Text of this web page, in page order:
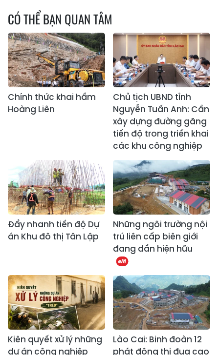
CÓ THỂ BẠN QUAN TÂM
Chính thức khai hầm
Hoàng Liên
Chủ tịch UBND tỉnh
Nguyễn Tuấn Anh: Cần
xây dựng đường găng
tiến độ trong triển khai
các khu công nghiệp
Đẩy nhanh tiến độ Dự
án Khu đô thị Tân Lập
Những ngôi trường nội
trú liên cấp biên giới
đang dần hiện hữu
Kiên quyết xử lý những
dự án công nghiệp
Lào Cai: Binh đoàn 12
phát động thi đua cao